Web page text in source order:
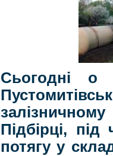
Сьогодні
Підбірці,
потягу у